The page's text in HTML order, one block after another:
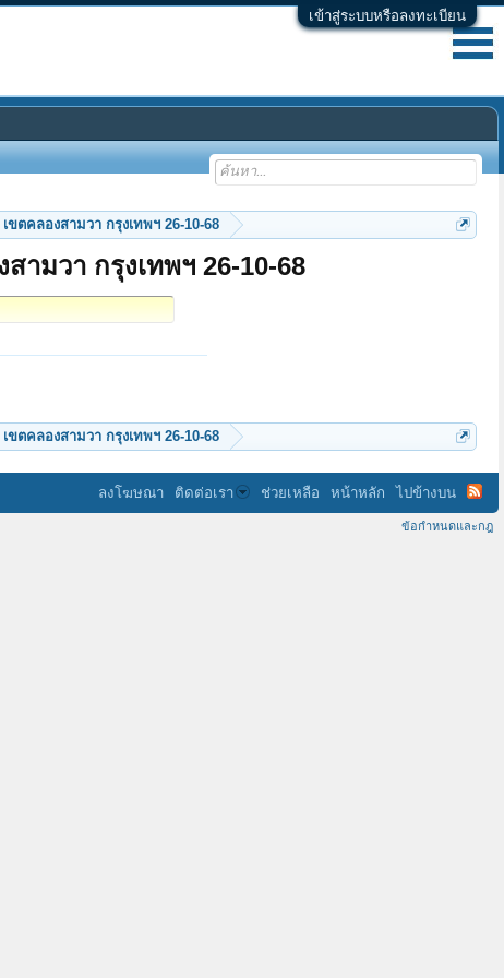
เข้าสู่ระบบหรือลงทะเบียน
ม แขวงสามวาตะวันตก เขตคลองสามวา กรุงเทพฯ 26-10-68
มวา กรุงเทพฯ 26-10-68
ม แขวงสามวาตะวันตก เขตคลองสามวา กรุงเทพฯ 26-10-68
ลงโฆษณา ติดต่อเรา ช่วยเหลือ หน้าหลัก ไปข้างบน
ข้อกำหนดและกฎ